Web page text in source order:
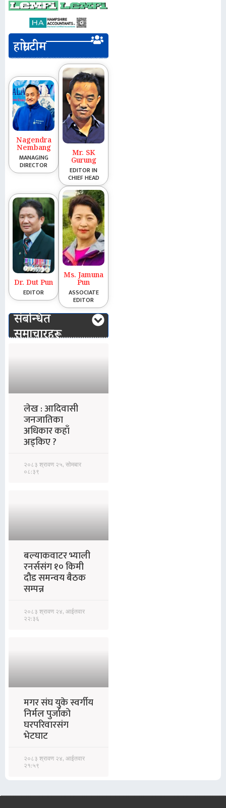
हाम्रो टीम
Nagendra
Nembang
MANAGING
DIRECTOR
Mr. SK
Gurung
EDITOR IN
CHIEF HEAD
Dr. Dut Pun
EDITOR
Ms. Jamuna
Pun
ASSOCIATE
EDITOR
संबन्धित
समाचारहरू
लेख : आदिवासी
जनजातिका
अधिकार कहाँ
अड्किए ?
२०८३ श्रावण २५, सोमबार
०८:३९
बल्याकवाटर भ्याली
रनर्ससंग १० किमी
दौड समन्वय बैठक
सम्पन्न
२०८३ श्रावण २४, आईतवार
२२:३६
मगर संघ युके स्वर्गीय
निर्मल पुर्जाको
घरपरिवारसंग
भेटघाट
२०८३ श्रावण २४, आईतवार
२१:५९